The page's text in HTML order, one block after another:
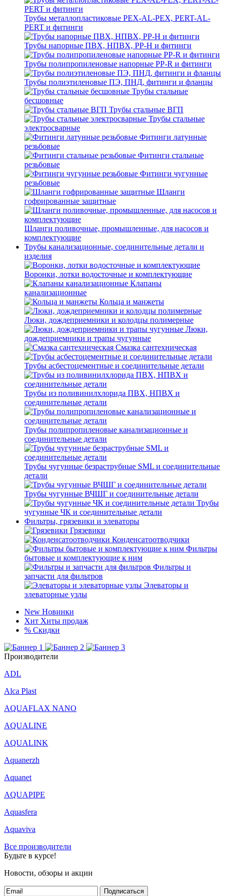
Трубы металлопластиковые PEX-AL-PEX, PERT-AL-
PERT и фитинги
Трубы напорные ПВХ, НПВХ, PP-H и фитинги
Трубы полипропиленовые напорные PP-R и фитинги
Трубы полиэтиленовые ПЭ, ПНД, фитинги и фланцы
Трубы стальные
бесшовные
Трубы стальные ВГП
Трубы стальные
электросварные
Фитинги латунные
резьбовые
Фитинги стальные
резьбовые
Фитинги чугунные
резьбовые
Шланги
гофрированные защитные
Шланги поливочные, промышленные, для насосов и
комплектующие
Трубы канализационные, соединительные детали и
изделия
Воронки, лотки водосточные и комплектующие
Клапаны
канализационные
Кольца и манжеты
Люки, дождеприемники и колодцы полимерные
Люки,
дождеприемники и трапы чугунные
Смазка сантехническая
Трубы асбестоцементные и соединительные детали
Трубы из поливинилхлорида ПВХ, НПВХ и
соединительные детали
Трубы полипропиленовые канализационные и
соединительные детали
Трубы чугунные безраструбные SML и соединительные
детали
Трубы чугунные ВЧШГ и соединительные детали
Трубы
чугунные ЧК и соединительные детали
Фильтры, грязевики и элеваторы
Грязевики
Конденсатоотводчики
Фильтры
бытовые и комплектующие к ним
Фильтры и
запчасти для фильтров
Элеваторы и
элеваторные узлы
New Новинки
Хит Хиты продаж
% Скидки
Производители
ADL
Alca Plast
AQUAFLAX NANO
AQUALINE
AQUALINK
Aquanerzh
Aquanet
AQUAPIPE
Aquasfera
Aquaviva
Все производители
Будьте в курсе!
Новости, обзоры и акции
Подписаться